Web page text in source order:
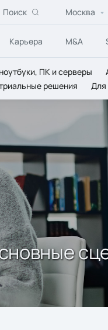
Поиск Москва
Карьера M&A
ПК и серверы
решения Для